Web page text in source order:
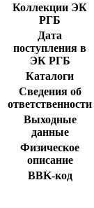
Коллекции ЭК
РГБ
Дата
поступления в
ЭК РГБ
Каталоги
Сведения об
ответственности
Выходные
данные
Физическое
описание
BBK-код